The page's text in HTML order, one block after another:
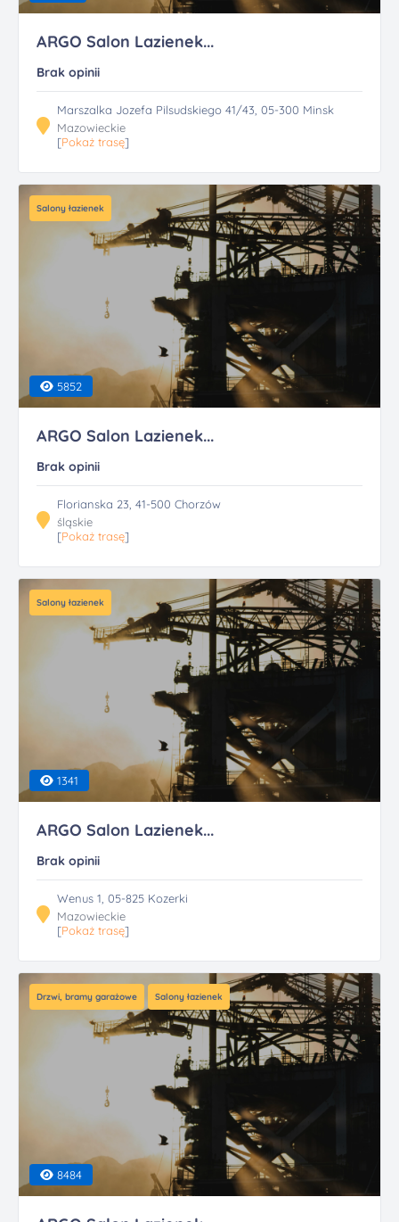
ARGO Salon Lazienek...
Brak opinii
Marszalka Jozefa Pilsudskiego 41/43, 05-300 Minsk
Mazowieckie
[Pokaż trasę]
Salony łazienek
5852
ARGO Salon Lazienek...
Brak opinii
Florianska 23, 41-500 Chorzów
śląskie
[Pokaż trasę]
Salony łazienek
1341
ARGO Salon Lazienek...
Brak opinii
Wenus 1, 05-825 Kozerki
Mazowieckie
[Pokaż trasę]
Drzwi, bramy garażowe Salony łazienek
8484